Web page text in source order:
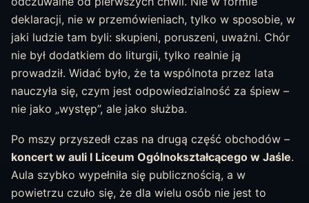
deklaracji, nie w przemówieniach, tylko w sposobie, w
jaki ludzie tam byli: skupieni, poruszeni, uważni. Chór
nie był dodatkiem do liturgii, tylko realnie ją
prowadził. Widać było, że ta wspólnota przez lata
nauczyła się, czym jest odpowiedzialność za śpiew –
nie jako „występ”, ale jako służba.
Po mszy przyszedł czas na drugą część obchodów –
koncert w auli I Liceum Ogólnokształcącego w Jaśle.
Aula szybko wypełniła się publicznością, a w
powietrzu czuło się, że dla wielu osób nie jest to